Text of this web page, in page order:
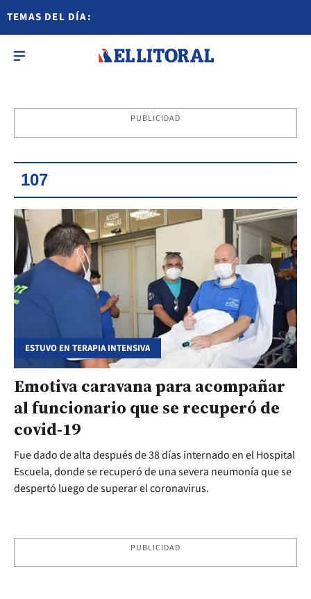
TEMAS DEL DÍA:
PUBLICIDAD
107
ESTUVO EN TERAPIA INTENSIVA
Emotiva caravana para acompañar
al funcionario que se recuperó de
covid-19
Fue dado de alta después de 38 días internado en el Hospital
Escuela, donde se recuperó de una severa neumonía que se
despertó luego de superar el coronavirus.
PUBLICIDAD